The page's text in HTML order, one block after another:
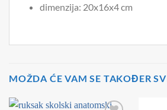
dimenzija: 20x16x4 cm
MOŽDA ĆE VAM SE TAKOĐER